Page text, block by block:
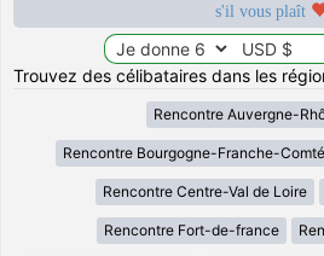
s'il vous plaît
Trouvez des célibataires dans les
Rencontre Auvergne-
Rencontre Bourgogne-Franche-Comté
Rencontre Centre-Val de Loire
Rencontre Fort-de-france